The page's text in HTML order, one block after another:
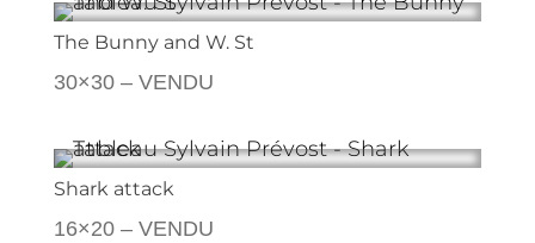
The Bunny and W. St
30×30 – VENDU
Shark attack
16×20 – VENDU